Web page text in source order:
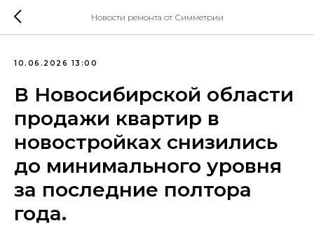
Новости ремонта от Симметрии
10.06.2026 13:00
В Новосибирской области
продажи квартир в
новостройках снизились
до минимального уровня
за последние полтора
года.